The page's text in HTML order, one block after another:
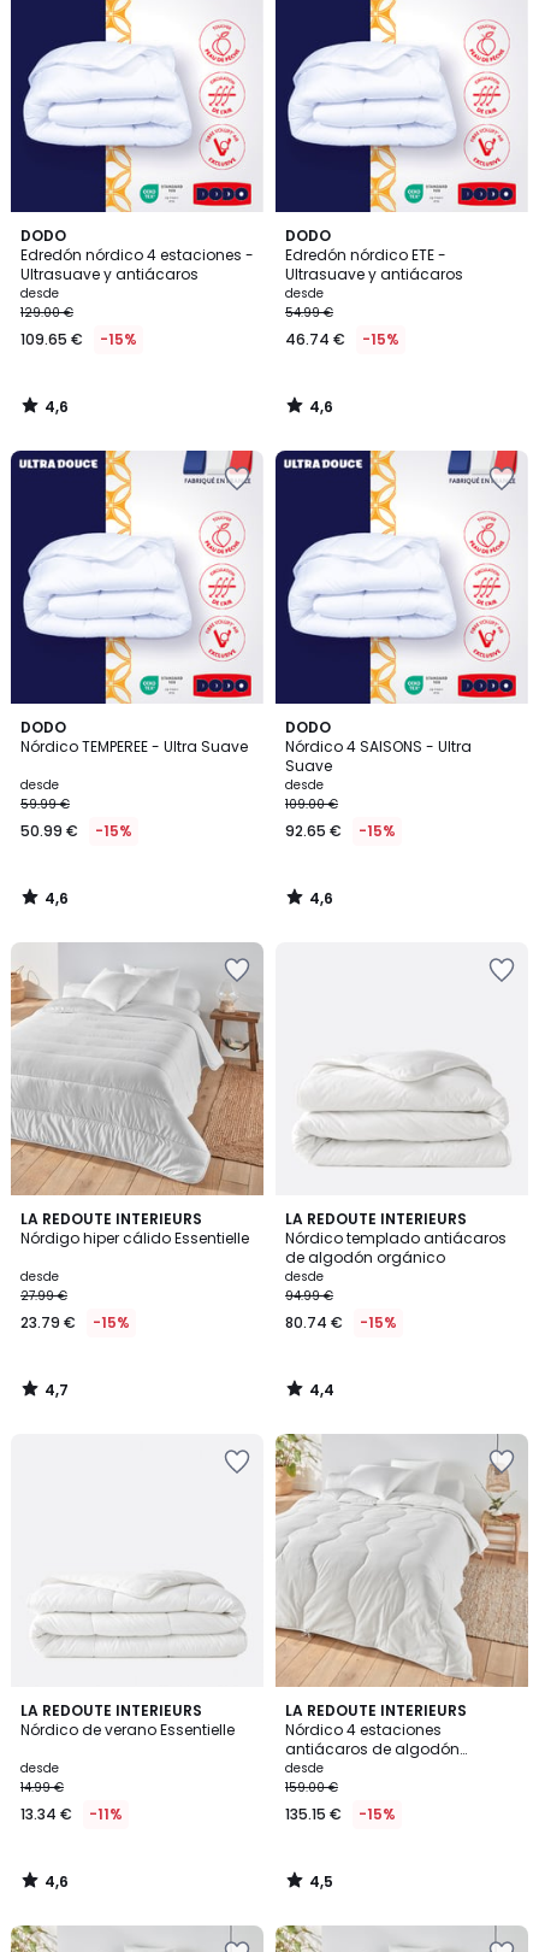
DODO
Edredón nórdico 4 estaciones -
Ultrasuave y antiácaros
desde
129.00 €
109.65 € -15%
4,6
/ 5
4,6
/
DODO
Edredón nórdico ETE -
Ultrasuave y antiácaros
desde
54.99 €
46.74 € -15%
4,6
/ 5
4,6
/
DODO
Nórdico TEMPEREE - Ultra Suave
desde
59.99 €
50.99 € -15%
4,6
/ 5
4,6
/
DODO
Nórdico 4 SAISONS - Ultra
Suave
desde
109.00 €
92.65 € -15%
4,6
/ 5
4,6
/
LA REDOUTE INTERIEURS
Nórdigo hiper cálido Essentielle
desde
27.99 €
23.79 € -15%
4,7
/ 5
4,7
/
LA REDOUTE INTERIEURS
Nórdico templado antiácaros
de algodón orgánico
desde
94.99 €
80.74 € -15%
4,4
/ 5
4,4
/
LA REDOUTE INTERIEURS
Nórdico de verano Essentielle
desde
14.99 €
13.34 € -11%
4,6
/ 5
4,6
/
LA REDOUTE INTERIEURS
Nórdico 4 estaciones
antiácaros de algodón
orgánico
desde
159.00 €
135.15 € -15%
4,5
/ 5
4,5
/